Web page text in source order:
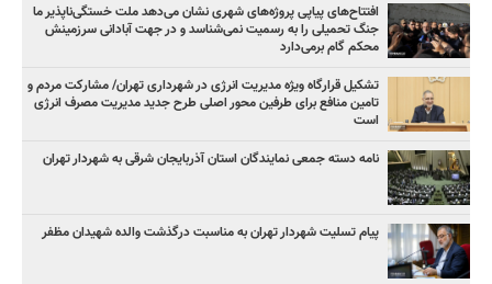
افتتاح‌های پیاپی پروژه‌های شهری نشان می‌دهد ملت خستگی‌ناپذیر ما
جنگ تحمیلی را به رسمیت نمی‌شناسد و در جهت آبادانی سرزمینش
محکم گام برمی‌دارد
تشکیل قرارگاه ویژه مدیریت انرژی در شهرداری تهران/ مشارکت مردم و
تامین منافع برای طرفین محور اصلی طرح جدید مدیریت مصرف انرژی
است
نامه دسته جمعی نمایندگان استان آذربایجان شرقی به شهردار تهران
پیام تسلیت شهردار تهران به مناسبت درگذشت والده شهیدان مظفر